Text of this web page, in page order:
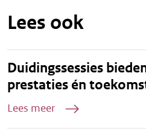
Lees ook
Duidingssessies
prestaties én
Lees meer